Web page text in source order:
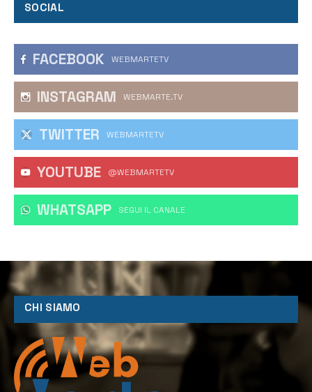
SOCIAL
FACEBOOK WEBMARTETV
INSTAGRAM WEBMARTE.TV
TWITTER WEBMARTETV
YOUTUBE @WEBMARTETV
WHATSAPP ‎SEGUI IL CANALE
CHI SIAMO